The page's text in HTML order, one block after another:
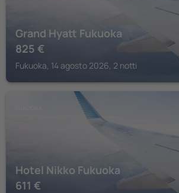
Grand Hyatt Fukuoka
825 €
Fukuoka, 14 agosto 2026, 2 notti
Hotel Nikko Fukuoka
611 €